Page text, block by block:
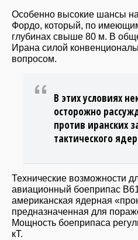
Особенно высокие шансы
Фордо, который, по
глубинах свыше 80 м. В
Ирана силой
вопросом.
В этих условиях
осторожно
против иранских
тактического
Технические возможности
авиационный боеприпас
американская ядерная
предназначенная для
Мощность боеприпаса
кТ.